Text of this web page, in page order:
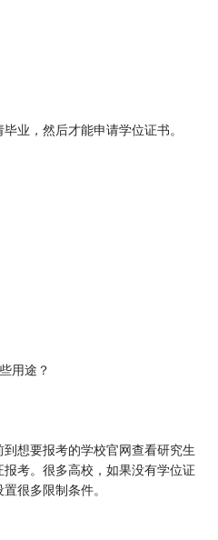
，然后才能申请学位证书。
用途？
想要报考的学校官网查看研究生
考。很多高校，如果没有学位证
很多限制条件。